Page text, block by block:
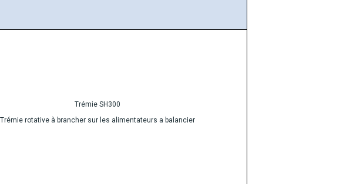
Trémie SH300
Trémie rotative à brancher sur les alimentateurs a balancier